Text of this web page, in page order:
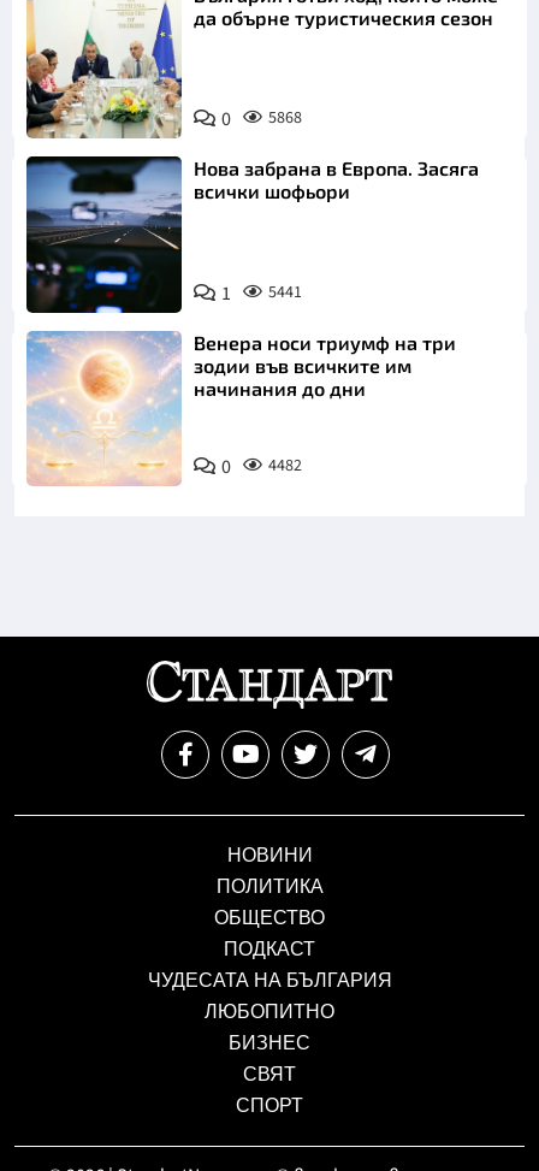
да обърне туристическия сезон
0 5868
Нова забрана в Европа. Засяга
всички шофьори
1 5441
Венера носи триумф на три
зодии във всичките им
начинания до дни
0 4482
НОВИНИ
ПОЛИТИКА
ОБЩЕСТВО
ПОДКАСТ
ЧУДЕСАТА НА БЪЛГАРИЯ
ЛЮБОПИТНО
БИЗНЕС
СВЯТ
СПОРТ